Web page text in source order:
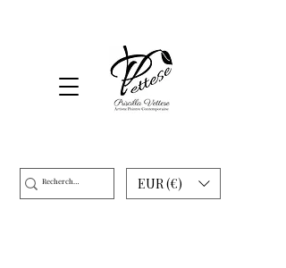
EUR (€)